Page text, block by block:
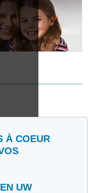
À COEUR
UW
lymphome: Pr
Virginie De Wilde